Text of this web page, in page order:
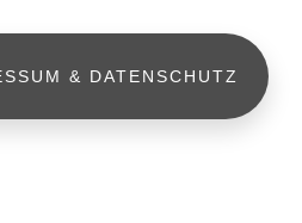
& DATENSCHUTZ